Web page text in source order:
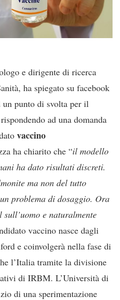
e dirigente di ricerca
ha spiegato su facebook
un punto di svolta per il
ad una domanda
vaccino
ha chiarito che “il modello
ha dato risultati discreti.
ma non del tutto
problema di dosaggio. Ora
e naturalmente
vaccino nasce dagli
e coinvolgerà nella fase di
l’Italia tramite la divisione
di IRBM. L’Università di
di una sperimentazione